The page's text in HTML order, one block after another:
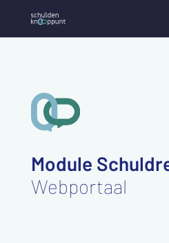
Module
Webportaal